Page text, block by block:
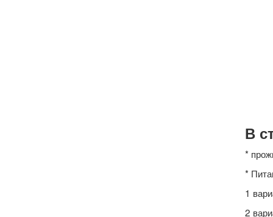
В
*
*
1
2